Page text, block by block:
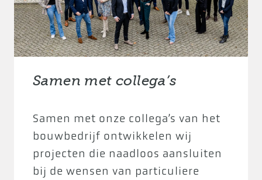
Samen met collega’s
Samen met onze collega’s van het
bouwbedrijf ontwikkelen wij
projecten die naadloos aansluiten
bij de wensen van particuliere